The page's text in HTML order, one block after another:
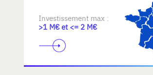
Investissement max :
>1 M€ et <= 2 M€